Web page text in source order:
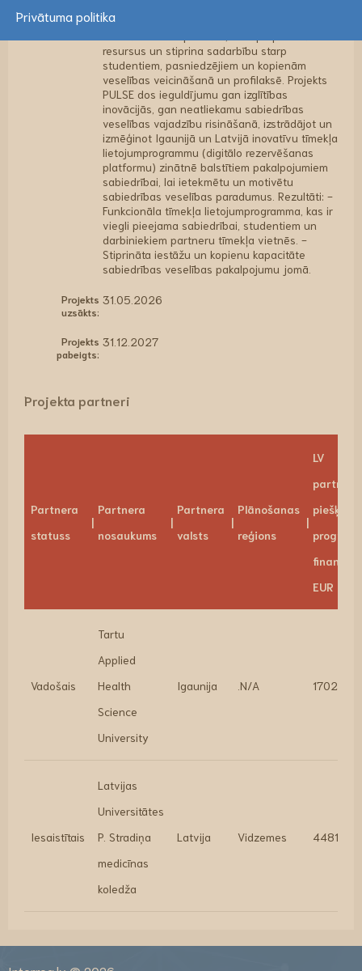
uzlabo pakalpojumu redzamību un pieejamību,
resursus un stiprina sadarbību starp
studentiem, pasniedzējiem un kopienām
veselības veicināšanā un profilaksē. Projekts
PULSE dos ieguldījumu gan izglītības
inovācijās, gan neatliekamu sabiedrības
veselības vajadzību risināšanā, izstrādājot un
izmēģinot Igaunijā un Latvijā inovatīvu tīmekļa
lietojumprogrammu (digitālo rezervēšanas
platformu) zinātnē balstītiem pakalpojumiem
sabiedrībai, lai ietekmētu un motivētu
sabiedrības veselības paradumus. Rezultāti: -
Funkcionāla tīmekļa lietojumprogramma, kas ir
viegli pieejama sabiedrībai, studentiem un
darbiniekiem partneru tīmekļa vietnēs. -
Stiprināta iestāžu un kopienu kapacitāte
sabiedrības veselības pakalpojumu jomā.
Projekts
uzsākts:
31.05.2026
Projekts
pabeigts:
31.12.2027
Projekta partneri
Partnera
statuss
Partnera
nosaukums
Partnera
valsts
Plānošanas
reģions
LV
EUR
Vadošais
Tartu
Applied
Health
Science
University
Igaunija .N/A 170207.2
Iesaistītais
Latvijas
Universitātes
P. Stradiņa
medicīnas
koledža
Latvija Vidzemes 44819.2
Privātuma politika